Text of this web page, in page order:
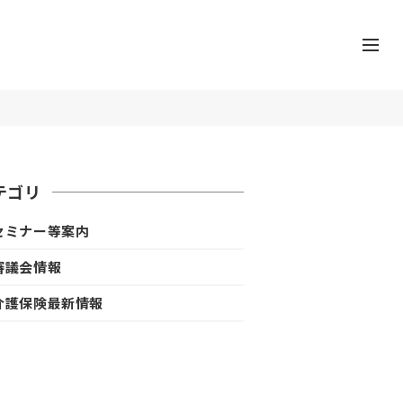
ゴリ
ミナー等案内
議会情報
護保険最新情報